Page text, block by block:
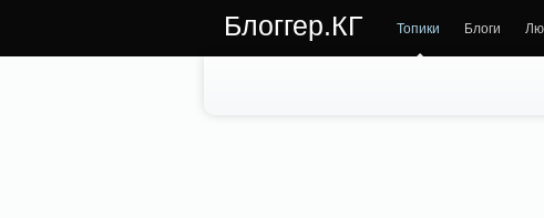
Блоггер.КГ Топики Блоги